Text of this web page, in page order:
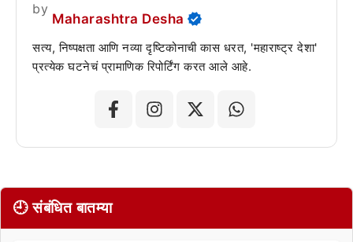
by
Maharashtra Desha
सत्य, निष्पक्षता आणि नव्या दृष्टिकोनाची कास धरत, 'महाराष्ट्र देशा'
प्रत्येक घटनेचं प्रामाणिक रिपोर्टिंग करत आले आहे.
🕘 संबंधित बातम्या